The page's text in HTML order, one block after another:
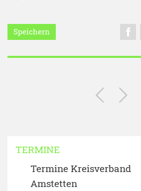
Speichern
TERMINE
Termine Kreisverband
Amstetten